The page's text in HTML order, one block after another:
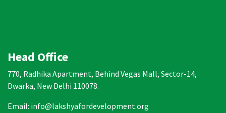
Head Office
770, Radhika Apartment, Behind Vegas Mall, Sector-14,
Dwarka, New Delhi 110078.
Email: info@lakshyafordevelopment.org